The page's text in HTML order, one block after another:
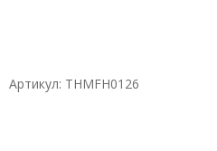
Артикул: THMFH0126